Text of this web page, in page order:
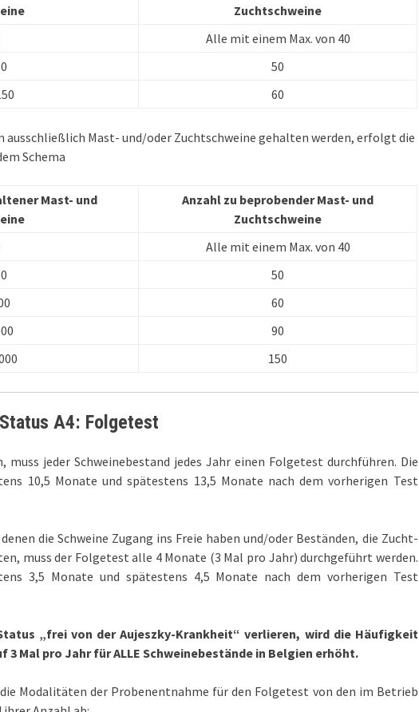
Zuchtschweine
Alle mit einem Max. von 40
50
60
ausschließlich Mast- und/oder Zuchtschweine gehalten werden, erfolgt die
Schema
Mast- und
Anzahl zu beprobender Mast- und
Zuchtschweine
Alle mit einem Max. von 40
50
60
90
150
A4: Folgetest
muss jeder Schweinebestand jedes Jahr einen Folgetest durchführen. Die
10,5 Monate und spätestens 13,5 Monate nach dem vorherigen Test
die Schweine Zugang ins Freie haben und/oder Beständen, die Zucht-
muss der Folgetest alle 4 Monate (3 Mal pro Jahr) durchgeführt werden.
3,5 Monate und spätestens 4,5 Monate nach dem vorherigen Test
„frei von der Aujeszky-Krankheit“ verlieren, wird die Häufigkeit
Mal pro Jahr für ALLE Schweinebestände in Belgien erhöht.
Modalitäten der Probenentnahme für den Folgetest von den im Betrieb